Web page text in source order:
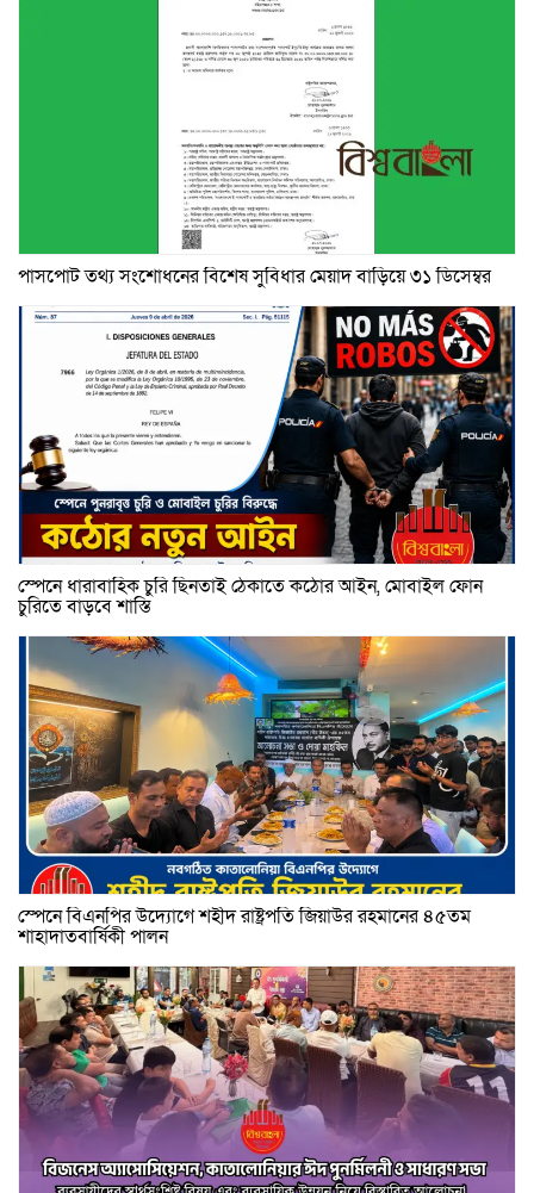
পাসপোর্ট তথ্য সংশোধনের বিশেষ সুবিধার মেয়াদ বাড়িয়ে ৩১ ডিসেম্বর
স্পেনে ধারাবাহিক চুরি ছিনতাই ঠেকাতে কঠোর আইন, মোবাইল ফোন
চুরিতে বাড়বে শাস্তি
স্পেনে বিএনপির উদ্যোগে শহীদ রাষ্ট্রপতি জিয়াউর রহমানের ৪৫তম
শাহাদাতবার্ষিকী পালন